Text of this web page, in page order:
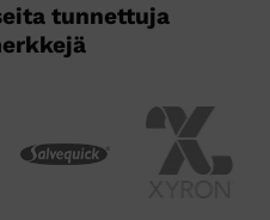
tunnettuja